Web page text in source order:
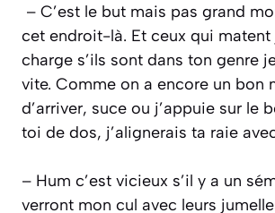
– C’est le but mais pas grand
cet endroit-là. Et ceux qui matent
charge s’ils sont dans ton genre
vite. Comme on a encore un bon
d’arriver, suce ou j’appuie sur le
toi de dos, j’alignerais ta raie
– Hum c’est vicieux s’il y a un
verront mon cul avec leurs